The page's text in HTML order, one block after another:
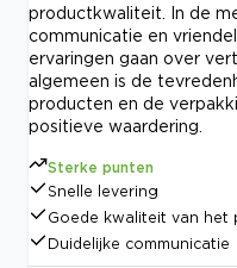
productkwaliteit. In de
communicatie en
ervaringen gaan over
algemeen is de
producten en de
positieve waardering.
Sterke punten
Snelle levering
Goede kwaliteit van het
Duidelijke communicatie